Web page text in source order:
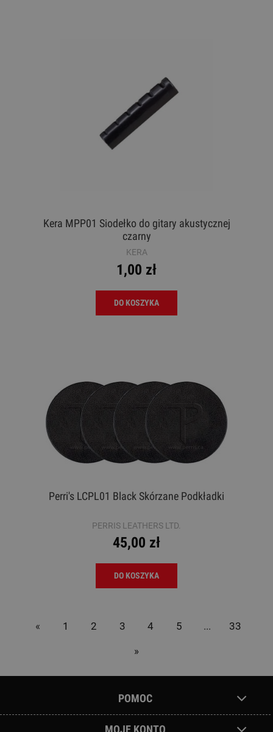
Kera MPP01 Siodełko do gitary akustycznej
czarny
KERA
1,00 zł
DO KOSZYKA
Perri's LCPL01 Black Skórzane Podkładki
PERRIS LEATHERS LTD.
45,00 zł
DO KOSZYKA
« 1 2 3 4 5 ... 33
»
POMOC
MOJE KONTO